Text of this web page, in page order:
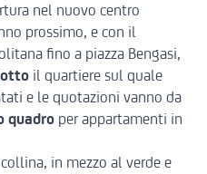
nel nuovo centro
prossimo, e con il
fino a piazza Bengasi,
il quartiere sul quale
e le quotazioni vanno da
quadro per appartamenti in
in mezzo al verde e